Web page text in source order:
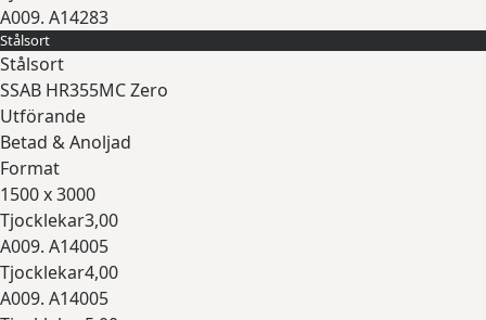
A009. A14283
Expandera
Stålsort
Stålsort
SSAB HR355MC Zero
Utförande
Betad & Anoljad
Format
1500 x 3000
Tjocklekar3,00
A009. A14005
Tjocklekar4,00
A009. A14005